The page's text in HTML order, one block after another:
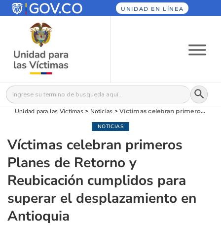
UNIDAD EN LÍNEA
Buscar: Botón
Unidad para las Víctimas> Noticias >Víctimas celebran primeros Planes de Retorno y Reubicación cumplidos para superar el desplazamiento en Antioquia
NOTICIAS
Víctimas celebran primeros
Planes de Retorno y
Reubicación cumplidos para
superar el desplazamiento en
Antioquia